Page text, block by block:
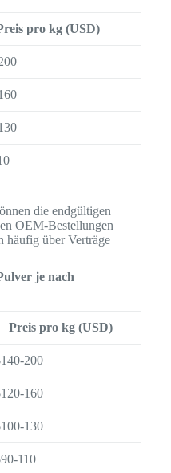
pro kg (USD)
die endgültigen
OEM-Bestellungen
häufig über Verträge
je nach
Preis pro kg (USD)
200
160
130
110